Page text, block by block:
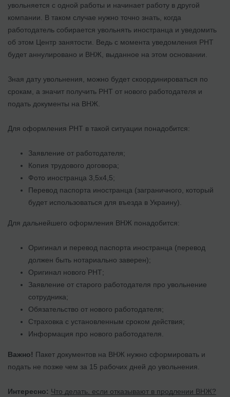
увольняется с одной работы и начинает работу в другой
компании. В таком случае нужно точно знать, когда
работодатель собирается увольнять иностранца и уведомить
об этом Центр занятости. Ведь с момента уведомления РНТ
будет аннулировано и ВНЖ, выданное на этом основании.
Зная дату увольнения, можно будет скоординироваться по
срокам, а значит получить РНТ от нового работодателя и
подать документы на ВНЖ.
Для оформления РНТ в такой ситуации понадобится:
Заявление от работодателя;
Копия трудового договора;
Фото иностранца 3,5х4,5;
Перевод паспорта иностранца (заграничного, который
будет использоваться для въезда в Украину).
Для дальнейшего оформления ВНЖ понадобится:
Оригинал и перевод паспорта иностранца (перевод
должен быть нотариально заверен);
Оригинал нового РНТ;
Заявление от старого работодателя про увольнение
сотрудника;
Обязательство от нового работодателя;
Страховка с установленным сроком действия;
Информация про нового работодателя.
Важно! Пакет документов на ВНЖ нужно сформировать и
подать не позже чем за 15 рабочих дней до увольнения.
Интересно: Что делать, если отказывают в продлении ВНЖ?